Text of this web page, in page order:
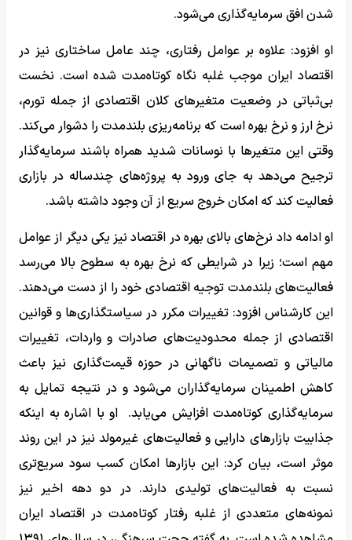
شدن افق سرمایه‌گذاری می‌شود.
او افزود: علاوه بر عوامل رفتاری، چند عامل ساختاری نیز در
اقتصاد ایران موجب غلبه نگاه کوتاه‌مدت شده است. نخست
بی‌ثباتی در وضعیت متغیرهای کلان اقتصادی از جمله تورم،
نرخ ارز و نرخ بهره است که برنامه‌ریزی بلندمدت را دشوار می‌کند.
وقتی این متغیرها با نوسانات شدید همراه باشند سرمایه‌گذار
ترجیح می‌دهد به جای ورود به پروژه‌های چندساله در بازاری
فعالیت کند که امکان خروج سریع از آن وجود داشته باشد.
او ادامه داد نرخ‌های بالای بهره در اقتصاد نیز یکی دیگر از عوامل
مهم است؛ زیرا در شرایطی که نرخ بهره به سطوح بالا می‌رسد
فعالیت‌های بلندمدت توجیه اقتصادی خود را از دست می‌دهند.
این کارشناس افزود: تغییرات مکرر در سیاستگذاری‌ها و قوانین
اقتصادی از جمله محدودیت‌های صادرات و واردات، تغییرات
مالیاتی و تصمیمات ناگهانی در حوزه قیمت‌گذاری نیز باعث
کاهش اطمینان سرمایه‌گذاران می‌شود و در نتیجه تمایل به
سرمایه‌گذاری کوتاه‌مدت افزایش می‌یابد. او با اشاره به اینکه
جذابیت بازارهای دارایی و فعالیت‌های غیرمولد نیز در این روند
موثر است، بیان کرد: این بازارها امکان کسب سود سریع‌تری
نسبت به فعالیت‌های تولیدی دارند. در دو دهه اخیر نیز
نمونه‌های متعددی از غلبه رفتار کوتاه‌مدت در اقتصاد ایران